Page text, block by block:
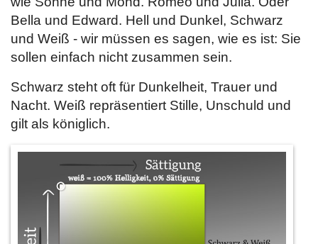
Bella und Edward. Hell und Dunkel, Schwarz
und Weiß - wir müssen es sagen, wie es ist: Sie
sollen einfach nicht zusammen sein.
Schwarz steht oft für Dunkelheit, Trauer und
Nacht. Weiß repräsentiert Stille, Unschuld und
gilt als königlich.